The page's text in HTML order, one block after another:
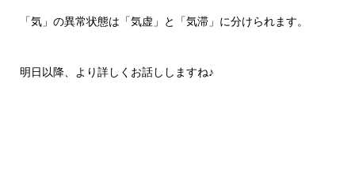
「気」の異常状態は「気虚」と「気滞」に分けられます。
明日以降、より詳しくお話ししますね♪